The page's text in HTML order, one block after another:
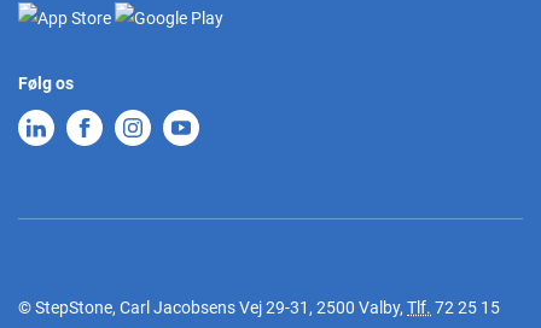
Følg os
© StepStone, Carl Jacobsens Vej 29-31, 2500 Valby, Tlf. 72 25 15